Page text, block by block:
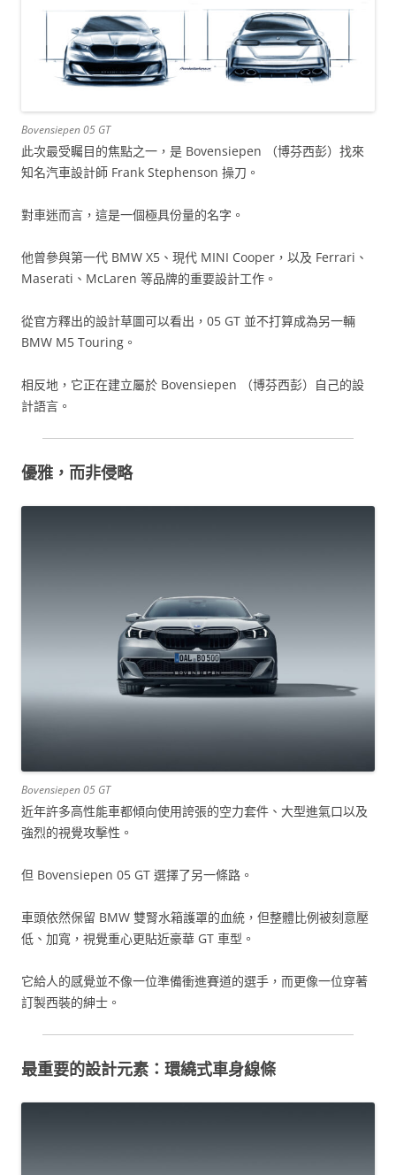
Bovensiepen 05 GT
此次最受矚目的焦點之一，是 Bovensiepen （博芬西彭）找來
知名汽車設計師 Frank Stephenson 操刀。
對車迷而言，這是一個極具份量的名字。
他曾參與第一代 BMW X5、現代 MINI Cooper，以及 Ferrari、
Maserati、McLaren 等品牌的重要設計工作。
從官方釋出的設計草圖可以看出，05 GT 並不打算成為另一輛
BMW M5 Touring。
相反地，它正在建立屬於 Bovensiepen （博芬西彭）自己的設
計語言。
優雅，而非侵略
Bovensiepen 05 GT
近年許多高性能車都傾向使用誇張的空力套件、大型進氣口以及
強烈的視覺攻擊性。
但 Bovensiepen 05 GT 選擇了另一條路。
車頭依然保留 BMW 雙腎水箱護罩的血統，但整體比例被刻意壓
低、加寬，視覺重心更貼近豪華 GT 車型。
它給人的感覺並不像一位準備衝進賽道的選手，而更像一位穿著
訂製西裝的紳士。
最重要的設計元素：環繞式車身線條